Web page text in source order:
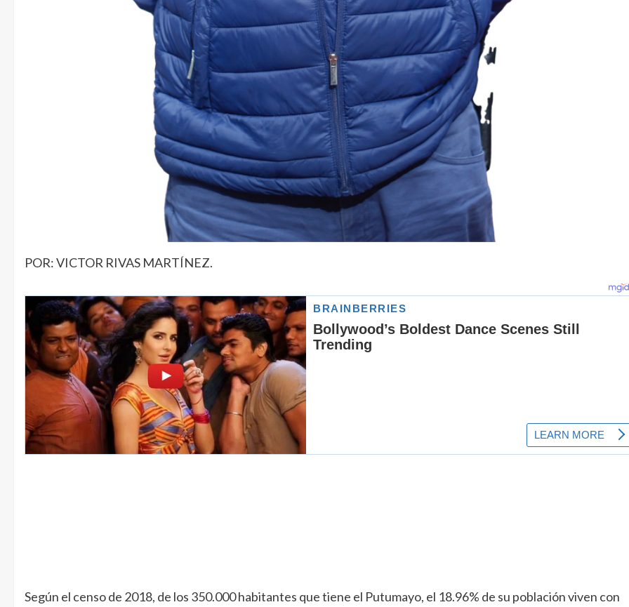
POR: VICTOR RIVAS MARTÍNEZ.
Según el censo de 2018, de los 350.000 habitantes que tiene el Putumayo, el 18.96% de su población viven con